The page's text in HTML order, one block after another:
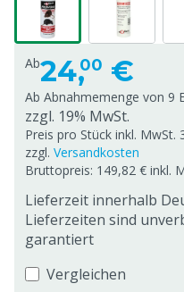
Ab24,00 €
Ab Abnahmemenge von 9
zzgl. 19% MwSt.
Preis pro Stück inkl. MwSt.
zzgl. Versandkosten
Bruttopreis: 149,82 € inkl.
Lieferzeit innerhalb
Lieferzeiten sind
garantiert
Vergleichen